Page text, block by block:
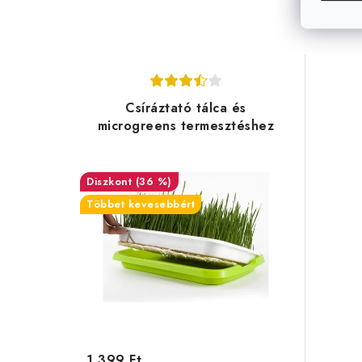
Csíráztató tálca és
microgreens termesztéshez
(36 %)
Többet kevesebbért